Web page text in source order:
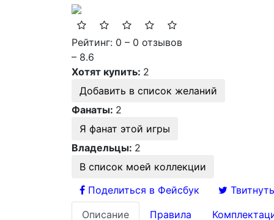
Рейтинг: 0 – 0 отзывов
– 8.6
Хотят купить: 2
Добавить в список желаний
Фанаты: 2
Я фанат этой игры
Владельцы: 2
В список моей коллекции
Поделиться в Фейсбук
Описание
Правила